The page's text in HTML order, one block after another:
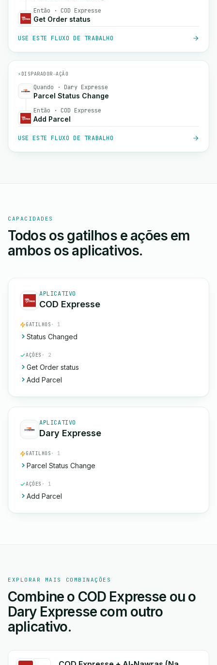
Então · COD Expresse
Get Order status
USE ESTE FLUXO DE TRABALHO
⚡ DISPARADOR→AÇÃO
Quando · Dary Expresse
Parcel Status Change
Então · COD Expresse
Add Parcel
USE ESTE FLUXO DE TRABALHO
CAPACIDADES
Todos os gatilhos e ações em
ambos os aplicativos.
APLICATIVO
COD Expresse
GATILHOS · 1
Status Changed
AÇÕES · 2
Get Order status
Add Parcel
APLICATIVO
Dary Expresse
GATILHOS · 1
Parcel Status Change
AÇÕES · 1
Add Parcel
EXPLORAR MAIS COMBINAÇÕES
Combine o COD Expresse ou o
Dary Expresse com outro
aplicativo.